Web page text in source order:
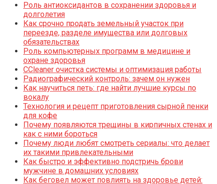
Роль антиоксидантов в сохранении здоровья и
долголетия
Как срочно продать земельный участок при
переезде, разделе имущества или долговых
обязательствах
Роль компьютерных программ в медицине и
охране здоровья
CCleaner очистка системы и оптимизация работы
Радиографический контроль: зачем он нужен
Как научиться петь: где найти лучшие курсы по
вокалу
Технология и рецепт приготовления сырной пенки
для кофе
Почему появляются трещины в кирпичных стенах и
как с ними бороться
Почему люди любят смотреть сериалы: что делает
их такими привлекательными
Как быстро и эффективно подстричь брови
мужчине в домашних условиях
Как беговел может повлиять на здоровье детей: